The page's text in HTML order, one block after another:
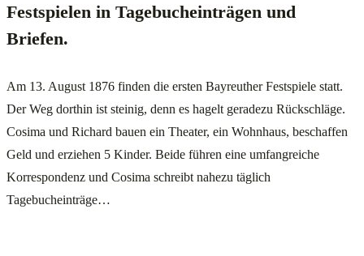
Festspielen in Tagebucheinträgen und
Briefen.
Am 13. August 1876 finden die ersten Bayreuther Festspiele statt.
Der Weg dorthin ist steinig, denn es hagelt geradezu Rückschläge.
Cosima und Richard bauen ein Theater, ein Wohnhaus, beschaffen
Geld und erziehen 5 Kinder. Beide führen eine umfangreiche
Korrespondenz und Cosima schreibt nahezu täglich
Tagebucheinträge…